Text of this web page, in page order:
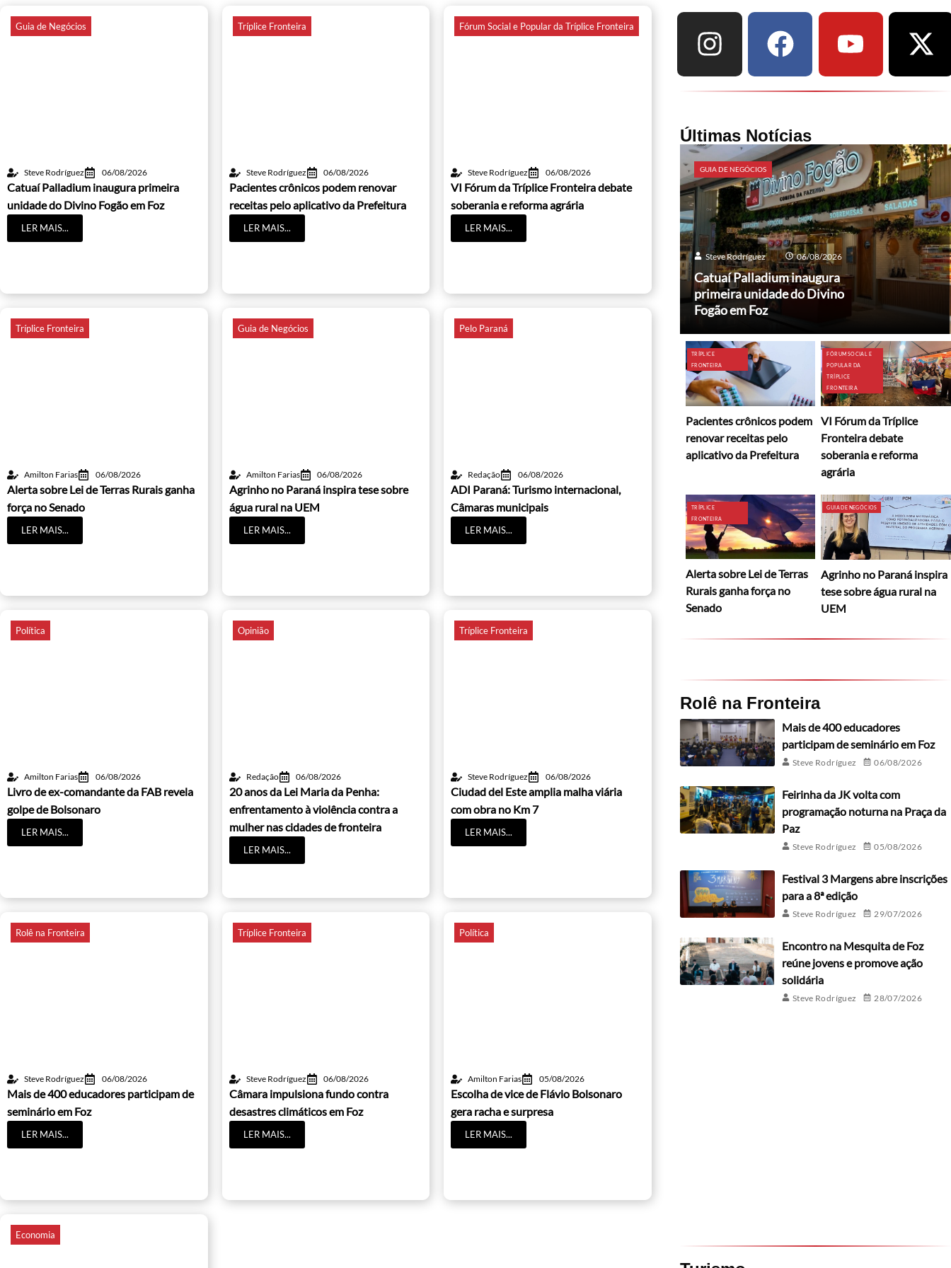
Guia de Negócios
Steve Rodríguez 06/08/2026
Catuaí Palladium inaugura primeira
unidade do Divino Fogão em Foz
LER MAIS...
Tríplice Fronteira
Steve Rodríguez 06/08/2026
Pacientes crônicos podem renovar
receitas pelo aplicativo da Prefeitura
LER MAIS...
Fórum Social e Popular da Tríplice Fronteira
Steve Rodríguez 06/08/2026
VI Fórum da Tríplice Fronteira debate
soberania e reforma agrária
LER MAIS...
Tríplice Fronteira
Amilton Farias 06/08/2026
Alerta sobre Lei de Terras Rurais ganha
força no Senado
LER MAIS...
Guia de Negócios
Amilton Farias 06/08/2026
Agrinho no Paraná inspira tese sobre
água rural na UEM
LER MAIS...
Pelo Paraná
Redação 06/08/2026
ADI Paraná: Turismo internacional,
Câmaras municipais
LER MAIS...
Política
Amilton Farias 06/08/2026
Livro de ex-comandante da FAB revela
golpe de Bolsonaro
LER MAIS...
Opinião
Redação 06/08/2026
20 anos da Lei Maria da Penha:
enfrentamento à violência contra a
mulher nas cidades de fronteira
LER MAIS...
Tríplice Fronteira
Steve Rodríguez 06/08/2026
Ciudad del Este amplia malha viária
com obra no Km 7
LER MAIS...
Rolê na Fronteira
Steve Rodríguez 06/08/2026
Mais de 400 educadores participam de
seminário em Foz
LER MAIS...
Tríplice Fronteira
Steve Rodríguez 06/08/2026
Câmara impulsiona fundo contra
desastres climáticos em Foz
LER MAIS...
Política
Amilton Farias 05/08/2026
Escolha de vice de Flávio Bolsonaro
gera racha e surpresa
LER MAIS...
Economia
Últimas Notícias
GUIA DE NEGÓCIOS
Steve Rodríguez 06/08/2026
Catuaí Palladium inaugura
primeira unidade do Divino
Fogão em Foz
TRÍPLICE
FRONTEIRA
Pacientes crônicos podem
renovar receitas pelo
aplicativo da Prefeitura
FÓRUM SOCIAL E
POPULAR DA
TRÍPLICE
FRONTEIRA
VI Fórum da Tríplice
Fronteira debate
soberania e reforma
agrária
TRÍPLICE
FRONTEIRA
Alerta sobre Lei de Terras
Rurais ganha força no
Senado
GUIA DE NEGÓCIOS
Agrinho no Paraná inspira
tese sobre água rural na
UEM
Rolê na Fronteira
Mais de 400 educadores
participam de seminário em Foz
Steve Rodríguez 06/08/2026
Feirinha da JK volta com
programação noturna na Praça da
Paz
Steve Rodríguez 05/08/2026
Festival 3 Margens abre inscrições
para a 8ª edição
Steve Rodríguez 29/07/2026
Encontro na Mesquita de Foz
reúne jovens e promove ação
solidária
Steve Rodríguez 28/07/2026